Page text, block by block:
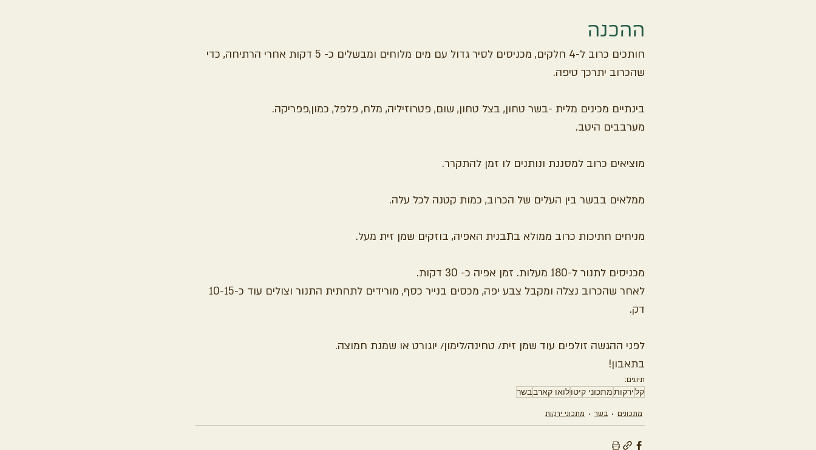
ההכנה
חותכים כרוב ל-4 חלקים, מכניסים לסיר גדול עם מים מלוחים ומבשלים כ- 5 דקות אחרי הרתיחה, כדי
שהכרוב יתרכך טיפה.
בינתיים מכינים מלית -בשר טחון, בצל טחון, שום, פטרוזיליה, מלח, פלפל, כמון,פפריקה.
מערבבים היטב.
מוציאים כרוב למסננת ונותנים לו זמן להתקרר.
ממלאים בבשר בין העלים של הכרוב, כמות קטנה לכל עלה.
מניחים חתיכות כרוב ממולא בתבנית האפיה, בוזקים שמן זית מעל.
מכניסים לתנור ל-180 מעלות. זמן אפיה כ- 30 דקות.
דק.
לפני ההגשה זולפים עוד שמן זית/ טחינה/לימון/ יוגורט או שמנת חמוצה.
בתאבון!
תיוגים:
קלירקותמתכוני קיטולואו קארבבשר
מתכונים בשר מתכוני ירקות